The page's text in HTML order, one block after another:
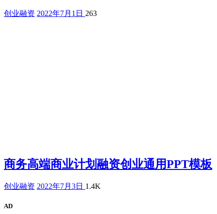
创业融资 2022年7月1日 263
商务高端商业计划融资创业通用PPT模板
创业融资 2022年7月3日 1.4K
AD